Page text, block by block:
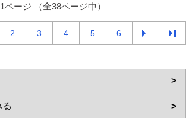
1ページ （全38ページ中）
2 3 4 5 6